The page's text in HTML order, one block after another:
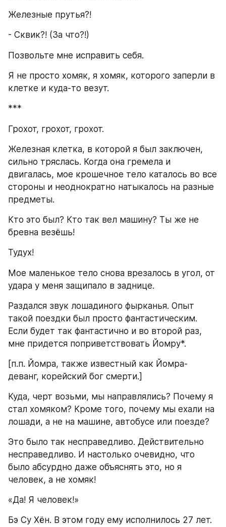
Железные прутья?!
- Сквик?! (За что?!)
Позвольте мне исправить себя.
Я не просто хомяк, я хомяк, которого заперли в
клетке и куда-то везут.
***
Грохот, грохот, грохот.
Железная клетка, в которой я был заключен,
сильно тряслась. Когда она гремела и
двигалась, мое крошечное тело каталось во все
стороны и неоднократно натыкалось на разные
предметы.
Кто это был? Кто так вел машину? Ты же не
бревна везёшь!
Тудух!
Мое маленькое тело снова врезалось в угол, от
удара у меня защипало в заднице.
Раздался звук лошадиного фырканья. Опыт
такой поездки был просто фантастическим.
Если будет так фантастично и во второй раз,
мне придется поприветствовать Йомру*.
[п.п. Йомра, также известный как Йомра-
деванг, корейский бог смерти.]
Куда, черт возьми, мы направлялись? Почему я
стал хомяком? Кроме того, почему мы ехали на
лошади, а не на машине, автобусе или поезде?
Это было так несправедливо. Действительно
несправедливо. И настолько очевидно, что
было абсурдно даже объяснять это, но я
человек, а не хомяк!
«Да! Я человек!»
Бэ Су Хён. В этом году ему исполнилось 27 лет.